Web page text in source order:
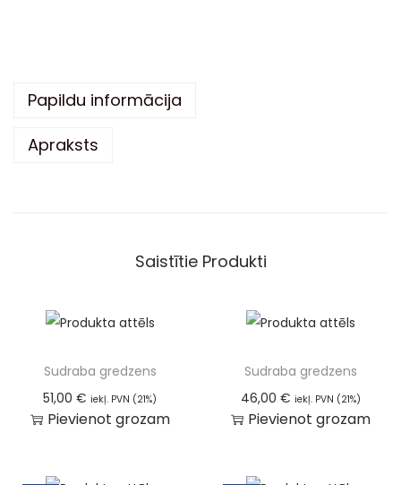
Papildu informācija
Apraksts
Saistītie Produkti
Sudraba gredzens
51,00€ iekļ. PVN (21%)
Pievienot grozam
Sudraba gredzens
46,00 € iekļ. PVN (21%)
Pievienot grozam